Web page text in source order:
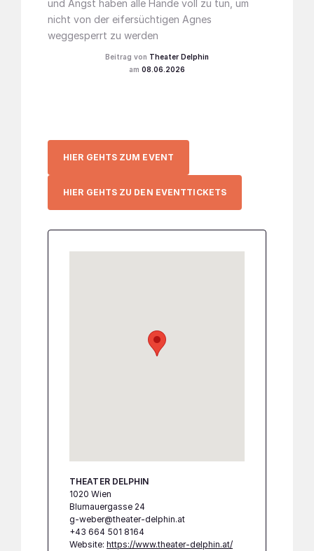
und Angst haben alle Hände voll zu tun, um
nicht von der eifersüchtigen Agnes
weggesperrt zu werden
Theater Delphin
08.06.2026
HIER GEHTS ZUM EVENT
HIER GEHTS ZU DEN EVENTTICKETS
THEATER DELPHIN
1020 Wien
Blumauergasse 24
g-weber@theater-delphin.at
+43 664 501 8164
Website: https://www.theater-delphin.at/